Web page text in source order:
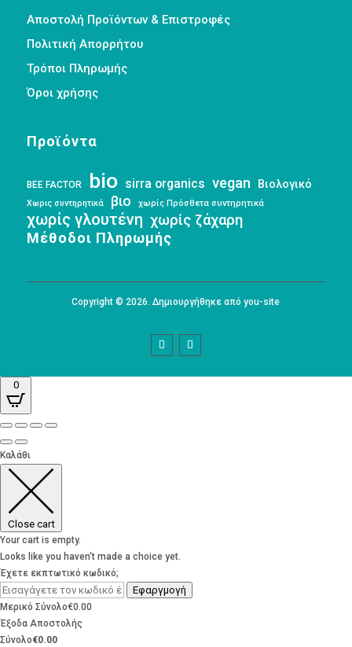
Αποστολή Προϊόντων & Επιστροφές
Πολιτική Απορρήτου
Τρόποι Πληρωμής
Όροι χρήσης
Προϊόντα
BEE FACTOR bio sirra organics vegan Βιολογικό
Χωρις συντηρητικά βιο χωρίς Πρόσθετα συντηρητικά
χωρίς γλουτένη χωρίς ζάχαρη
Μέθοδοι Πληρωμής
Copyright © 2026. Δημιουργήθηκε από you-site
0
Καλάθι
Close cart
Your cart is empty.
Looks like you haven't made a choice yet.
Έχετε εκπτωτικό κωδικό;
Εφαργμογή
Μερικό Σύνολο€0.00
Έξοδα Αποστολής
Σύνολο€0.00